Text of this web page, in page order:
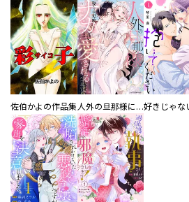
佐伯かよの作品集 人外の旦那様に娶られ毎晩ナカまで愛される…。アンソロジー